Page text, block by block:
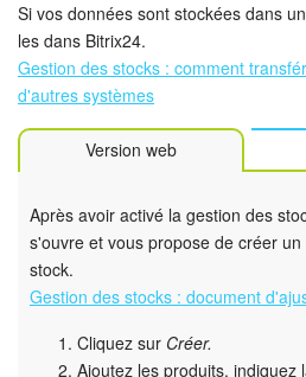
Si vos données sont stockées dans
les dans Bitrix24.
Gestion des stocks : comment
d'autres systèmes
Version web
Après avoir activé la gestion des
s'ouvre et vous propose de créer
stock.
Gestion des stocks : document
Cliquez sur Créer.
Ajoutez les produits, indiquez